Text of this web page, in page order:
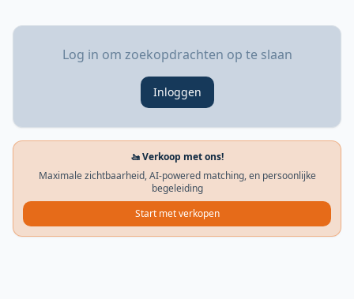
Log in om zoekopdrachten op te slaan
Inloggen
🚤 Verkoop met ons!
Maximale zichtbaarheid, AI-powered matching, en persoonlijke
begeleiding
Start met verkopen